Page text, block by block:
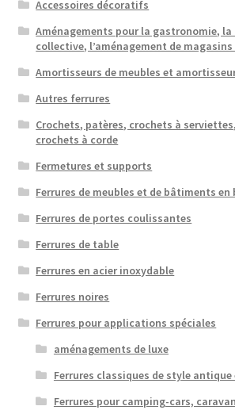
Transport maritime
Accessoires décoratifs
Aménagements pour la gastronomie,
collective, l’aménagement de
Amortisseurs de meubles et
Autres ferrures
Crochets, patères, crochets à
crochets à corde
Fermetures et supports
Ferrures de meubles et de bâtiments en
Ferrures de portes coulissantes
Ferrures de table
Ferrures en acier inoxydable
Ferrures noires
Ferrures pour applications spéciales
aménagements de luxe
Ferrures classiques de style
Ferrures pour camping-cars,